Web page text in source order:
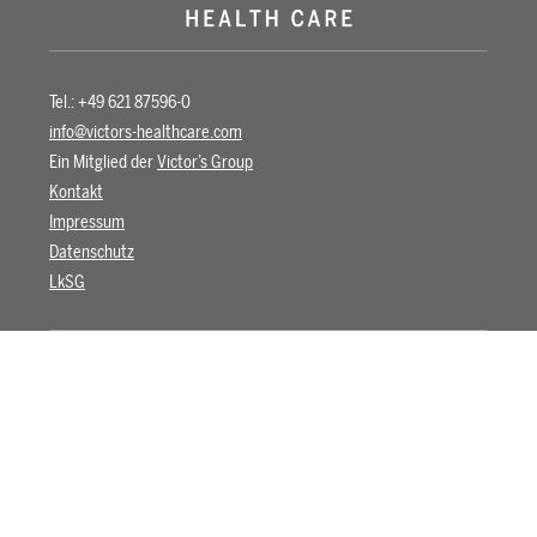
Tel.: +49 621 87596-0
info@victors-healthcare.com
Ein Mitglied derVictor’s Group
Kontakt
Impressum
Datenschutz
LkSG